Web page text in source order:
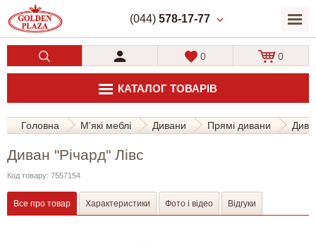
(044) 578-17-77
КАТАЛОГ ТОВАРІВ
0 0
Головна М'які меблі Дивани Прямі дивани
Диван "Річард" Лівс
Код товару: 7557154
Все про товар Характеристики Фото і відео Відгуки